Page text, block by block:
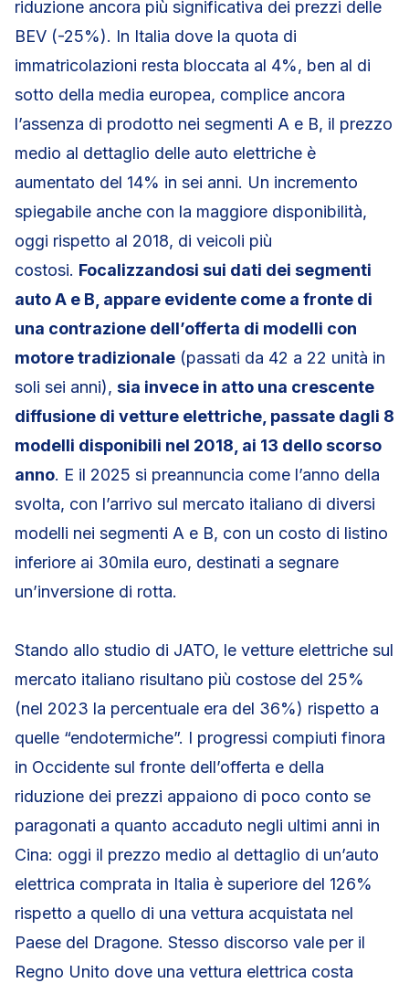
riduzione ancora più significativa dei prezzi delle
BEV (-25%). In Italia dove la quota di
immatricolazioni resta bloccata al 4%, ben al di
sotto della media europea, complice ancora
l’assenza di prodotto nei segmenti A e B, il prezzo
medio al dettaglio delle auto elettriche è
aumentato del 14% in sei anni. Un incremento
spiegabile anche con la maggiore disponibilità,
oggi rispetto al 2018, di veicoli più
costosi. Focalizzandosi sui dati dei segmenti
auto A e B, appare evidente come a fronte di
una contrazione dell’offerta di modelli con
motore tradizionale (passati da 42 a 22 unità in
soli sei anni), sia invece in atto una crescente
diffusione di vetture elettriche, passate dagli 8
modelli disponibili nel 2018, ai 13 dello scorso
anno. E il 2025 si preannuncia come l’anno della
svolta, con l’arrivo sul mercato italiano di diversi
modelli nei segmenti A e B, con un costo di listino
inferiore ai 30mila euro, destinati a segnare
un’inversione di rotta.
Stando allo studio di JATO, le vetture elettriche sul
mercato italiano risultano più costose del 25%
(nel 2023 la percentuale era del 36%) rispetto a
quelle “endotermiche”. I progressi compiuti finora
in Occidente sul fronte dell’offerta e della
riduzione dei prezzi appaiono di poco conto se
paragonati a quanto accaduto negli ultimi anni in
Cina: oggi il prezzo medio al dettaglio di un’auto
elettrica comprata in Italia è superiore del 126%
rispetto a quello di una vettura acquistata nel
Paese del Dragone. Stesso discorso vale per il
Regno Unito dove una vettura elettrica costa